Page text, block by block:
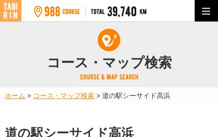
コース・マップ検索
ホーム > コース・マップ検索 > 道の駅シーサイド高浜
道の駅シーサイド高浜